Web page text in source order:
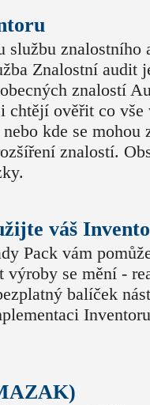
službu znalostního
Znalostní audit
znalostí
chtějí ověřit co
kde se mohou
znalostí.
váš
Pack vám
výroby se mění -
balíček